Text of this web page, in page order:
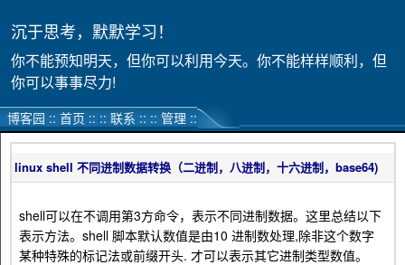
沉于思考，默默学习！
你不能预知明天，但你可以利用今天。你不能样样顺利，但
你可以事事尽力!
博客园 :: 首页 :: :: 联系 :: :: 管理 ::
linux shell 不同进制数据转换（二进制，八进制，十六进制，base64)
shell可以在不调用第3方命令，表示不同进制数据。这里总结以下
表示方法。shell 脚本默认数值是由10 进制数处理,除非这个数字
某种特殊的标记法或前缀开头. 才可以表示其它进制类型数值。